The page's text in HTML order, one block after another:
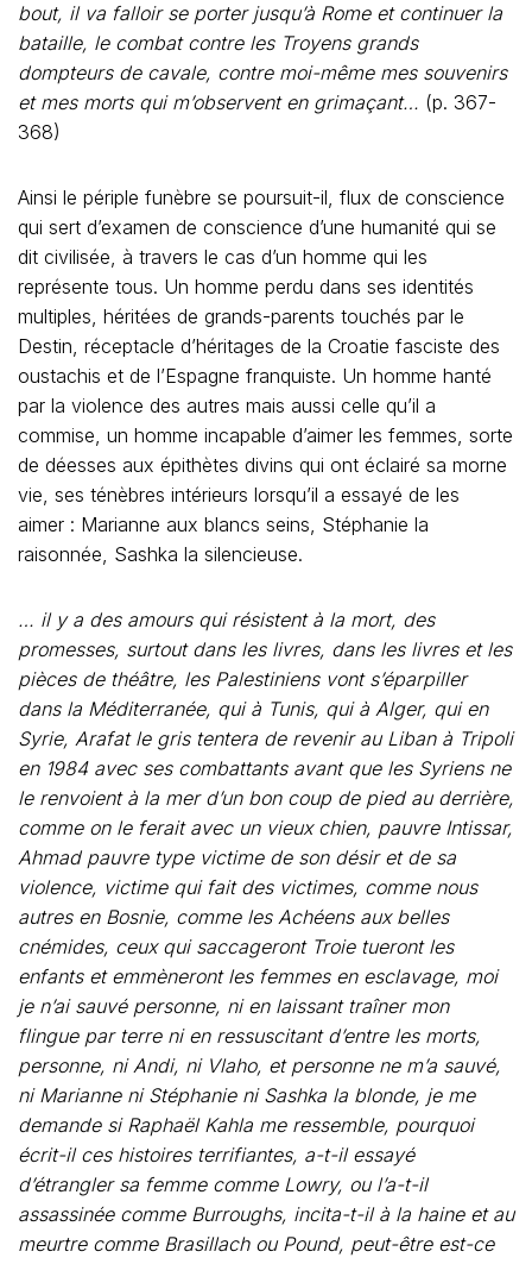
bout, il va falloir se porter jusqu’à Rome et continuer la
bataille, le combat contre les Troyens grands
dompteurs de cavale, contre moi-même mes souvenirs
et mes morts qui m’observent en grimaçant… (p. 367-
368)
Ainsi le périple funèbre se poursuit-il, flux de conscience
qui sert d’examen de conscience d’une humanité qui se
dit civilisée, à travers le cas d’un homme qui les
représente tous. Un homme perdu dans ses identités
multiples, héritées de grands-parents touchés par le
Destin, réceptacle d’héritages de la Croatie fasciste des
oustachis et de l’Espagne franquiste. Un homme hanté
par la violence des autres mais aussi celle qu’il a
commise, un homme incapable d’aimer les femmes, sorte
de déesses aux épithètes divins qui ont éclairé sa morne
vie, ses ténèbres intérieurs lorsqu’il a essayé de les
aimer : Marianne aux blancs seins, Stéphanie la
raisonnée, Sashka la silencieuse.
… il y a des amours qui résistent à la mort, des
promesses, surtout dans les livres, dans les livres et les
pièces de théâtre, les Palestiniens vont s’éparpiller
dans la Méditerranée, qui à Tunis, qui à Alger, qui en
Syrie, Arafat le gris tentera de revenir au Liban à Tripoli
en 1984 avec ses combattants avant que les Syriens ne
le renvoient à la mer d’un bon coup de pied au derrière,
comme on le ferait avec un vieux chien, pauvre Intissar,
Ahmad pauvre type victime de son désir et de sa
violence, victime qui fait des victimes, comme nous
autres en Bosnie, comme les Achéens aux belles
cnémides, ceux qui saccageront Troie tueront les
enfants et emmèneront les femmes en esclavage, moi
je n’ai sauvé personne, ni en laissant traîner mon
flingue par terre ni en ressuscitant d’entre les morts,
personne, ni Andi, ni Vlaho, et personne ne m’a sauvé,
ni Marianne ni Stéphanie ni Sashka la blonde, je me
demande si Raphaël Kahla me ressemble, pourquoi
écrit-il ces histoires terrifiantes, a-t-il essayé
d’étrangler sa femme comme Lowry, ou l’a-t-il
assassinée comme Burroughs, incita-t-il à la haine et au
meurtre comme Brasillach ou Pound, peut-être est-ce